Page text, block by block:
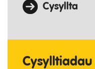
Cysyllta